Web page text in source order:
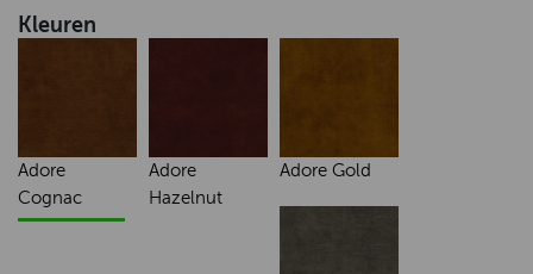
Kleuren
Adore
Cognac
Adore
Hazelnut
Adore Gold